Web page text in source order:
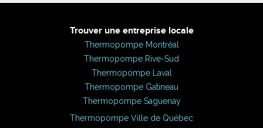
Trouver une entreprise locale
Thermopompe Montréal
Thermopompe Rive-Sud
Thermopompe Laval
Thermopompe Gatineau
Thermopompe Saguenay
Thermopompe Ville de Québec